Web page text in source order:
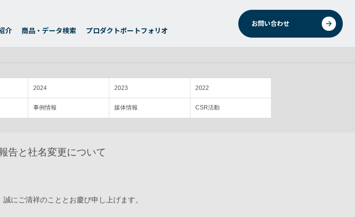
お問い合わせ
介 商品・データ検索 プロダクトポートフォリオ
2024 2023 2022
事例情報 媒体情報 CSR活動
告と社名変更について
にご清祥のこととお慶び申し上げます。